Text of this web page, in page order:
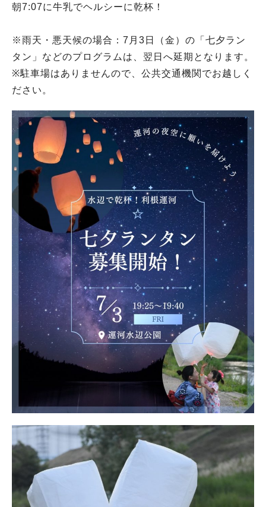
朝7:07に牛乳でヘルシーに乾杯！
※雨天・悪天候の場合：7月3日（金）の「七夕ラン
タン」などのプログラムは、翌日へ延期となります。
※駐車場はありませんので、公共交通機関でお越しく
ださい。